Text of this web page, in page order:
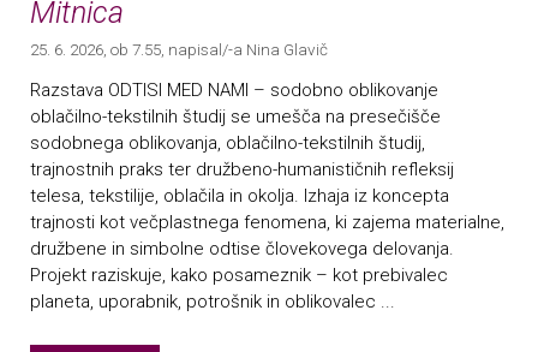
Mitnica
25. 6. 2026, ob 7.55 , napisal/-a Nina Glavič
Razstava ODTISI MED NAMI – sodobno oblikovanje
oblačilno-tekstilnih študij se umešča na presečišče
sodobnega oblikovanja, oblačilno-tekstilnih študij,
trajnostnih praks ter družbeno-humanističnih refleksij
telesa, tekstilije, oblačila in okolja. Izhaja iz koncepta
trajnosti kot večplastnega fenomena, ki zajema materialne,
družbene in simbolne odtise človekovega delovanja.
Projekt raziskuje, kako posameznik – kot prebivalec
planeta, uporabnik, potrošnik in oblikovalec ...